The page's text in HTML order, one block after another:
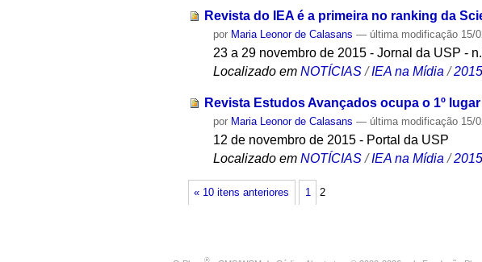
Revista do IEA é a primeira no ranking da
por Maria Leonor de Calasans — última modificação 15/
23 a 29 novembro de 2015 - Jornal da USP -
Localizado em NOTÍCIAS /IEA na Mídia /2015
Revista Estudos Avançados ocupa o 1º
por Maria Leonor de Calasans — última modificação 15/
12 de novembro de 2015 - Portal da USP
Localizado em NOTÍCIAS /IEA na Mídia /2015
« 10 itens anteriores 1 2